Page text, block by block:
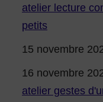
atelier lecture
petits
15 novembre
16 novembre
atelier gestes